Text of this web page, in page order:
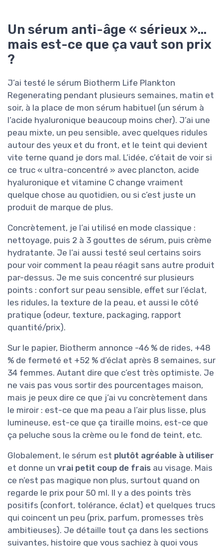
Un sérum anti-âge « sérieux »…
mais est-ce que ça vaut son prix
?
J’ai testé le sérum Biotherm Life Plankton
Regenerating pendant plusieurs semaines, matin et
soir, à la place de mon sérum habituel (un sérum à
l’acide hyaluronique beaucoup moins cher). J’ai une
peau mixte, un peu sensible, avec quelques ridules
autour des yeux et du front, et le teint qui devient
vite terne quand je dors mal. L’idée, c’était de voir si
ce truc « ultra-concentré » avec plancton, acide
hyaluronique et vitamine C change vraiment
quelque chose au quotidien, ou si c’est juste un
produit de marque de plus.
Concrètement, je l’ai utilisé en mode classique :
nettoyage, puis 2 à 3 gouttes de sérum, puis crème
hydratante. Je l’ai aussi testé seul certains soirs
pour voir comment la peau réagit sans autre produit
par-dessus. Je me suis concentré sur plusieurs
points : confort sur peau sensible, effet sur l’éclat,
les ridules, la texture de la peau, et aussi le côté
pratique (odeur, texture, packaging, rapport
quantité/prix).
Sur le papier, Biotherm annonce -46 % de rides, +48
% de fermeté et +52 % d’éclat après 8 semaines, sur
34 femmes. Autant dire que c’est très optimiste. Je
ne vais pas vous sortir des pourcentages maison,
mais je peux dire ce que j’ai vu concrètement dans
le miroir : est-ce que ma peau a l’air plus lisse, plus
lumineuse, est-ce que ça tiraille moins, est-ce que
ça peluche sous la crème ou le fond de teint, etc.
Globalement, le sérum est plutôt agréable à utiliser
et donne un vrai petit coup de frais au visage. Mais
ce n’est pas magique non plus, surtout quand on
regarde le prix pour 50 ml. Il y a des points très
positifs (confort, tolérance, éclat) et quelques trucs
qui coincent un peu (prix, parfum, promesses très
ambitieuses). Je détaille tout ça dans les sections
suivantes, histoire que vous sachiez à quoi vous